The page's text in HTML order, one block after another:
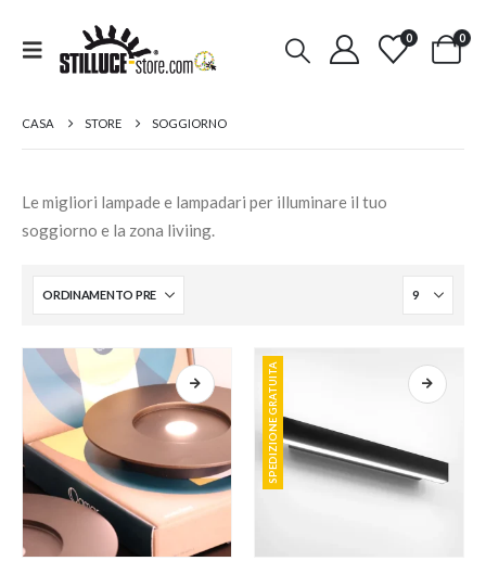
0 0
CASA STORE SOGGIORNO
Le migliori lampade e lampadari per illuminare il tuo
soggiorno e la zona liviing.
SPEDIZIONE GRATUITA